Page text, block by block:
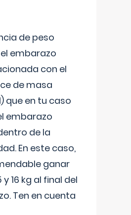
de peso
embarazo
con el
de masa
que en tu caso
embarazo
de la
En este caso,
ganar
y 16 kg al final del
Ten en cuenta